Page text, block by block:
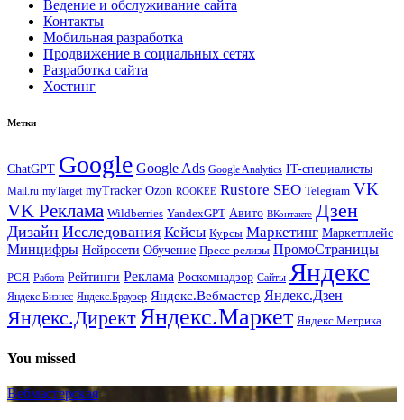
Ведение и обслуживание сайта
Контакты
Мобильная разработка
Продвижение в социальных сетях
Разработка сайта
Хостинг
Метки
ChatGPT Google Google Ads Google Analytics IT-специалисты
Mail.ru myTarget myTracker Ozon ROOKEE Rustore SEO Telegram VK
VK Реклама Wildberries YandexGPT Авито ВКонтакте Дзен
Дизайн Исследования Кейсы Курсы Маркетинг Маркетплейс
Минцифры Нейросети Обучение Пресс-релизы ПромоСтраницы
РСЯ Работа Рейтинги Реклама Роскомнадзор Сайты Яндекс
Яндекс.Бизнес Яндекс.Браузер Яндекс.Вебмастер Яндекс.Дзен
Яндекс.ДиректЯндекс.Маркет Яндекс.Метрика
You missed
Вебмастерская